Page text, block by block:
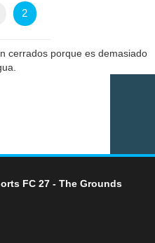
2
cerrados porque es demasiado
FC 27 - The Grounds